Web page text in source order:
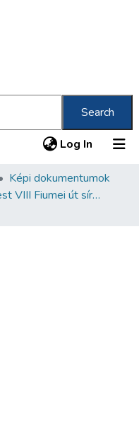
Search
Log In (current)
Képi dokumentumok
Budapest VIII Fiumei út sírkert 4. rész